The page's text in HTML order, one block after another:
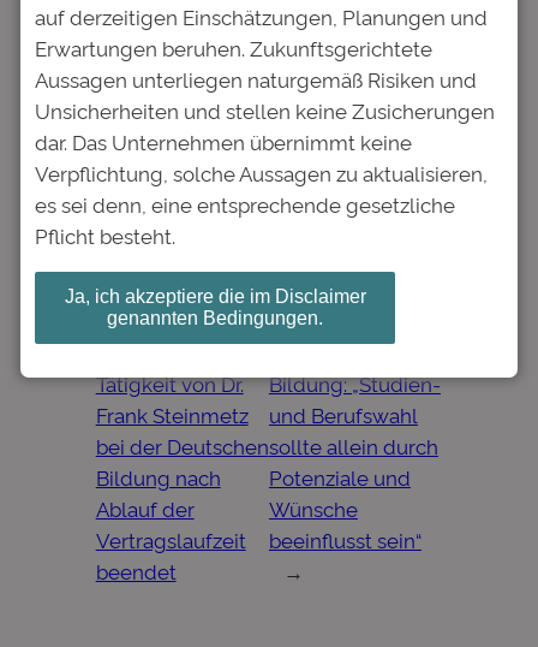
Website
Name, E-Mail-Adresse und
Website in diesem Browser für
meinen nächsten Kommentar
speichern.
← Vorheriger:
Tätigkeit von Dr.
Frank Steinmetz
bei der Deutschen
Bildung nach
Ablauf der
Vertragslaufzeit
beendet
Nächster:Tag der
Bildung: „Studien-
und Berufswahl
sollte allein durch
Potenziale und
Wünsche
beeinflusst sein“
→
auf derzeitigen Einschätzungen, Planungen und
Erwartungen beruhen. Zukunftsgerichtete
Aussagen unterliegen naturgemäß Risiken und
Unsicherheiten und stellen keine Zusicherungen
dar. Das Unternehmen übernimmt keine
Verpflichtung, solche Aussagen zu aktualisieren,
es sei denn, eine entsprechende gesetzliche
Pflicht besteht.
Ja, ich akzeptiere die im Disclaimer
genannten Bedingungen.